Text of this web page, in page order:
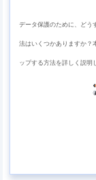
データ保護のために、どう
法はいくつかありますか？
ップする方法を詳しく説明